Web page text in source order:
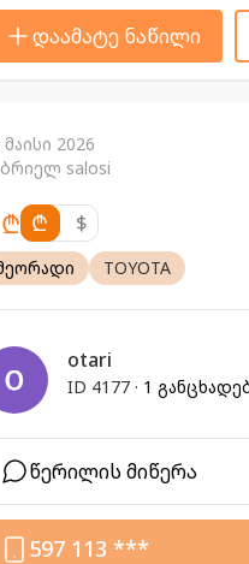
დაამატე ნაწილი
მაისი 2026
salosi
₾ $
TOYOTA
otari
ID 4177 · 1
წერილის მიწერა
597 113 ***